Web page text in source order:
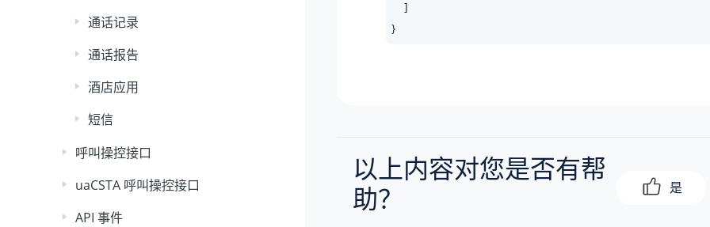
通话记录
通话报告
酒店应用
短信
呼叫操控接口
uaCSTA 呼叫操控接口
API 事件
    ]
}
以上内容对您是否有帮
助？
是